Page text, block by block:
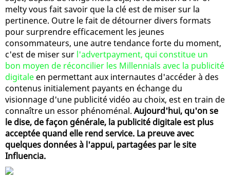
melty vous fait savoir que la clé est de miser sur la
pertinence. Outre le fait de détourner divers formats
pour surprendre efficacement les jeunes
consommateurs, une autre tendance forte du moment,
c'est de miser sur l'advertpayment, qui constitue un
bon moyen de réconcilier les Millennials avec la publicité
digitale en permettant aux internautes d'accéder à des
contenus initialement payants en échange du
visionnage d'une publicité vidéo au choix, est en train de
connaître un essor phénoménal. Aujourd'hui, qu'on se
le dise, de façon générale, la publicité digitale est plus
acceptée quand elle rend service. La preuve avec
quelques données à l'appui, partagées par le site
Influencia.